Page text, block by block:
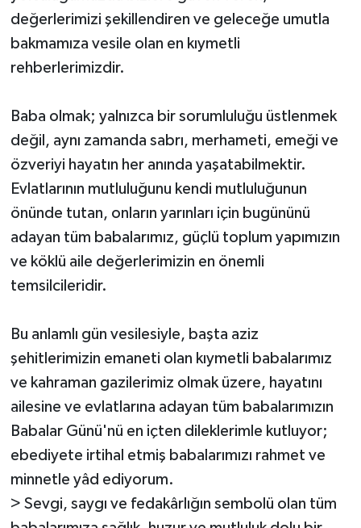
değerlerimizi şekillendiren ve geleceğe umutla
bakmamıza vesile olan en kıymetli
rehberlerimizdir.
Baba olmak; yalnızca bir sorumluluğu üstlenmek
değil, aynı zamanda sabrı, merhameti, emeği ve
özveriyi hayatın her anında yaşatabilmektir.
Evlatlarının mutluluğunu kendi mutluluğunun
önünde tutan, onların yarınları için bugününü
adayan tüm babalarımız, güçlü toplum yapımızın
ve köklü aile değerlerimizin en önemli
temsilcileridir.
Bu anlamlı gün vesilesiyle, başta aziz
şehitlerimizin emaneti olan kıymetli babalarımız
ve kahraman gazilerimiz olmak üzere, hayatını
ailesine ve evlatlarına adayan tüm babalarımızın
Babalar Günü'nü en içten dileklerimle kutluyor;
ebediyete irtihal etmiş babalarımızı rahmet ve
minnetle yâd ediyorum.
> Sevgi, saygı ve fedakârlığın sembolü olan tüm